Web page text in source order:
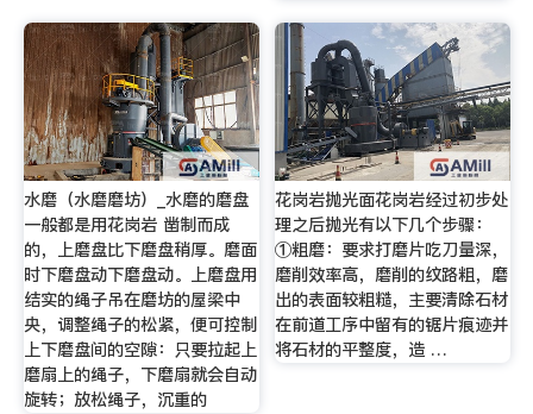
水磨（水磨磨坊）_水磨的磨盘
一般都是用花岗岩 凿制而成
的，上磨盘比下磨盘稍厚。磨面
时下磨盘动下磨盘动。上磨盘用
结实的绳子吊在磨坊的屋梁中
央，调整绳子的松紧，便可控制
上下磨盘间的空隙：只要拉起上
磨扇上的绳子，下磨扇就会自动
旋转；放松绳子，沉重的
花岗岩抛光面花岗岩经过初步处
理之后抛光有以下几个步骤：
①粗磨：要求打磨片吃刀量深，
磨削效率高，磨削的纹路粗，磨
出的表面较粗糙，主要清除石材
在前道工序中留有的锯片痕迹并
将石材的平整度，造 …